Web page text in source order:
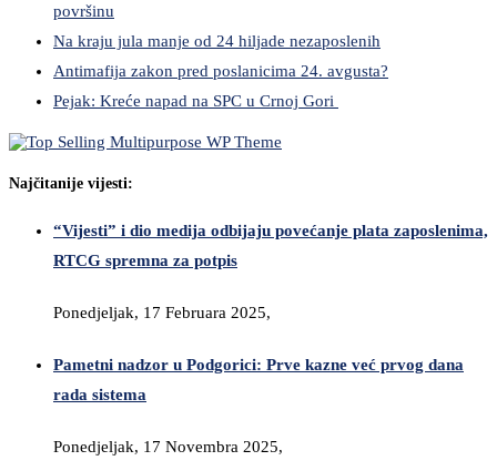
površinu
Na kraju jula manje od 24 hiljade nezaposlenih
Antimafija zakon pred poslanicima 24. avgusta?
Pejak: Kreće napad na SPC u Crnoj Gori
Najčitanije vijesti:
“Vijesti” i dio medija odbijaju povećanje plata zaposlenima,
RTCG spremna za potpis
Ponedjeljak, 17 Februara 2025,
Pametni nadzor u Podgorici: Prve kazne već prvog dana
rada sistema
Ponedjeljak, 17 Novembra 2025,